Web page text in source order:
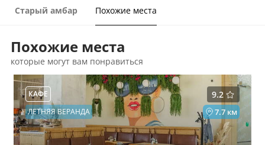
Старый амбар Похожие места
Похожие места
которые могут вам понравиться
9.2
КАФЕ
7.7 км
ЛЕТНЯЯ ВЕРАНДА